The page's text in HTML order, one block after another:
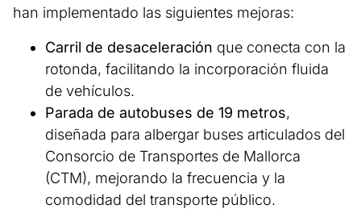
han implementado las siguientes mejoras:
Carril de desaceleración que conecta con la
rotonda, facilitando la incorporación fluida
de vehículos.
Parada de autobuses de 19 metros,
diseñada para albergar buses articulados del
Consorcio de Transportes de Mallorca
(CTM), mejorando la frecuencia y la
comodidad del transporte público.